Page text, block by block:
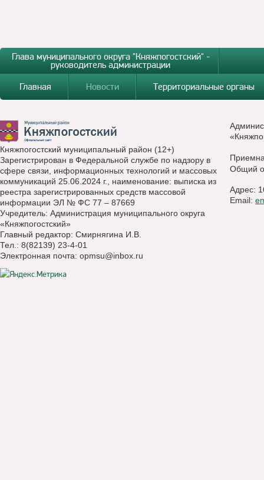
Глава муниципального округа "Княжпогостский" -
руководитель администрации
Главная
Новости Территориальные органы
Княжпогостский муниципальный район (12+)
Зарегистрирован в Федеральной службе по надзору в
сфере связи, информационных технологий и массовых
коммуникаций 25.06.2024 г., наименование: выписка из
реестра зарегистрированных средств массовой
информации ЭЛ № ФС 77 – 87669
Учредитель: Администрация муниципального округа
«Княжпогостский»
Главный редактор: Смирнягина И.В.
Тел.: 8(82139) 23-4-01
Электронная почта: opmsu@inbox.ru
Общий
Адрес:
Email: